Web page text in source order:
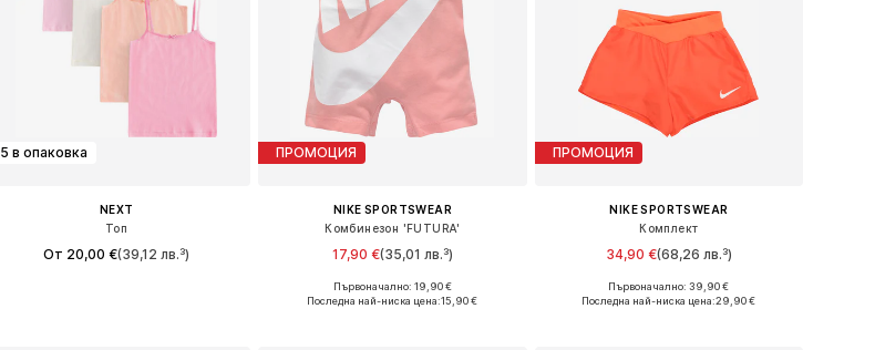
5 в опаковка
NEXT
Топ
От 20,00 €(39,12 лв.³)
ПРОМОЦИЯ
NIKE SPORTSWEAR
Комбинезон 'FUTURA'
17,90 €(35,01 лв.³)
Налични размери: 74-80, 86-92
Първоначално: 19,90 €
Последна най-ниска цена:15,90 €
ПРОМОЦИЯ
NIKE SPORTSWEAR
Комплект
34,90 €(68,26 лв.³)
Налични размери: 74-80, 80-86, 86-92
Първоначално: 39,90 €
Последна най-ниска цена:29,90 €